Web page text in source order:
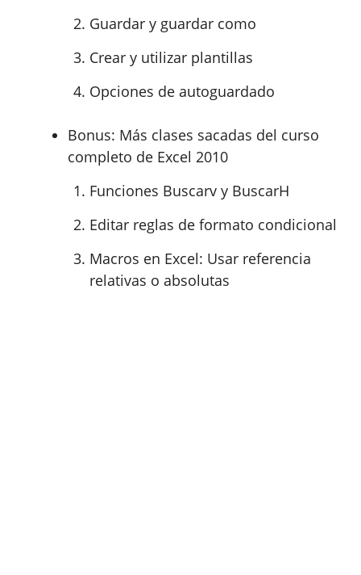
Guardar y guardar como
Crear y utilizar plantillas
Opciones de autoguardado
Bonus: Más clases sacadas del curso
completo de Excel 2010
Funciones Buscarv y BuscarH
Editar reglas de formato condicional
Macros en Excel: Usar referencia
relativas o absolutas